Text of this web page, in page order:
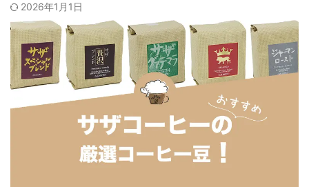
2026年1月1日